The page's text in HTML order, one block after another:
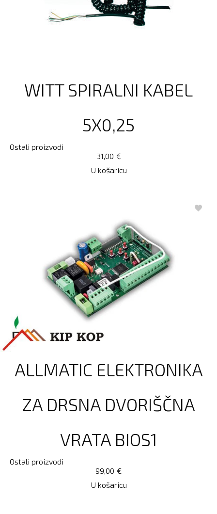
WITT SPIRALNI KABEL
5X0,25
Ostali proizvodi
€
31,00
U košaricu
ALLMATIC ELEKTRONIKA
ZA DRSNA DVORIŠČNA
VRATA BIOS1
Ostali proizvodi
€
99,00
U košaricu